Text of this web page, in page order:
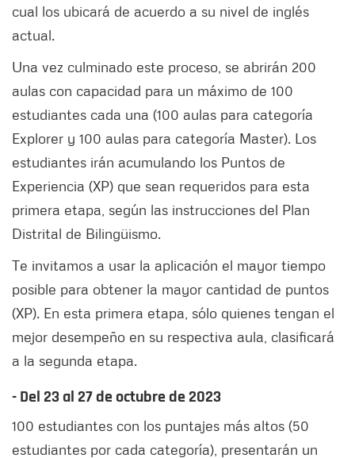
cual los ubicará de acuerdo a su nivel de inglés
actual.
Una vez culminado este proceso, se abrirán 200
aulas con capacidad para un máximo de 100
estudiantes cada una (100 aulas para categoría
Explorer y 100 aulas para categoría Master). Los
estudiantes irán acumulando los Puntos de
Experiencia (XP) que sean requeridos para esta
primera etapa, según las instrucciones del Plan
Distrital de Bilingüismo.
Te invitamos a usar la aplicación el mayor tiempo
posible para obtener la mayor cantidad de puntos
(XP). En esta primera etapa, sólo quienes tengan el
mejor desempeño en su respectiva aula, clasificará
a la segunda etapa.
- Del 23 al 27 de octubre de 2023
100 estudiantes con los puntajes más altos (50
estudiantes por cada categoría), presentarán un